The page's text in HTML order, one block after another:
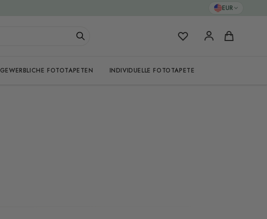
EUR
Meine FavoritenWarenkorb
GEWERBLICHE FOTOTAPETEN INDIVIDUELLE FOTOTAPETE